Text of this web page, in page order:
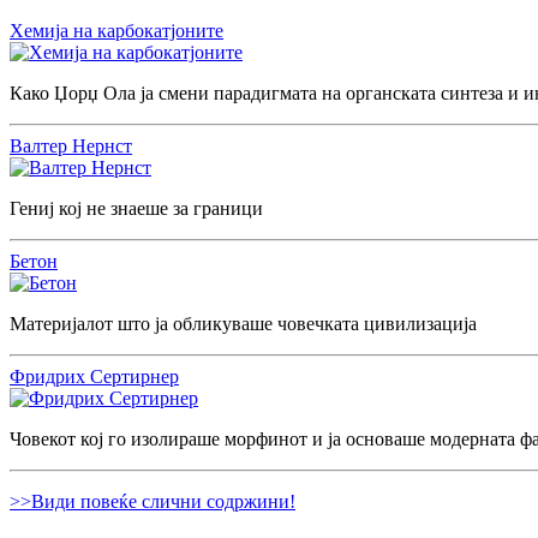
Хемија на карбокатјоните
Како Џорџ Ола ја смени парадигмата на органската синтеза и
Валтер Нернст
Гениј кој не знаеше за граници
Бетон
Материјалот што ја обликуваше човечката цивилизација
Фридрих Сертирнер
Човекот кој го изолираше морфинот и ја основаше модерната
>>Види повеќе слични содржини!